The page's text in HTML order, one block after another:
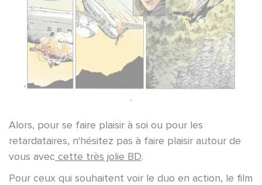
Alors, pour se faire plaisir à soi ou pour les
retardataires, n'hésitez pas à faire plaisir autour de
vous avec cette très jolie BD.
Pour ceux qui souhaitent voir le duo en action, le film